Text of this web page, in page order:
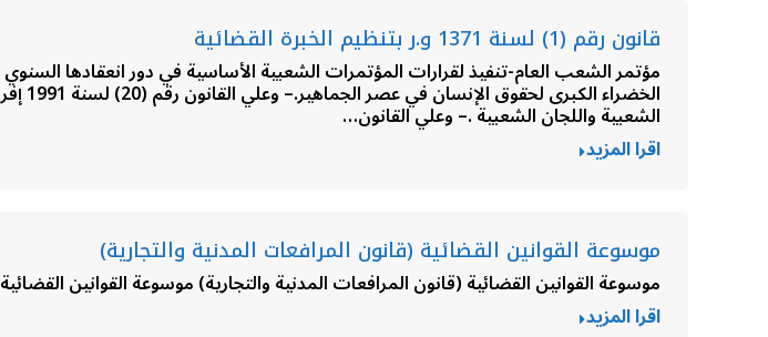
قانون رقم (1) لسنة 1371 و.ر بتنظيم الخبرة القضائية
الشعبية واللجان الشعبية .– وعلي القانون…
اقرا المزيد
موسوعة القوانين القضائية (قانون المرافعات المدنية والتجارية)
موسوعة القوانين القضائية (قانون المرافعات المدنية والتجارية) موسوعة القوانين القضائية
اقرا المزيد